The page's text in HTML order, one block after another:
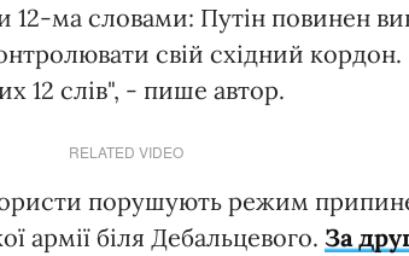
ма словами: Путін повинен
свій східний
12 слів", - пише автор.
RELATED VIDEO
порушують режим
армії біля Дебальцевого. За